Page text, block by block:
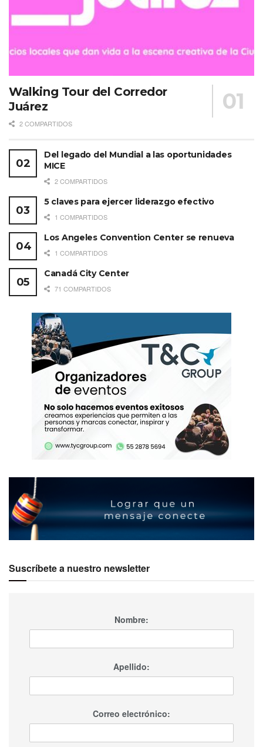
Etiquetas: Marriott
Walking Tour del Corredor
Juárez
2 COMPARTIDOS
Del legado del Mundial a las oportunidades
MICE
2 COMPARTIDOS
5 claves para ejercer liderazgo efectivo
1 COMPARTIDOS
Los Angeles Convention Center se renueva
1 COMPARTIDOS
Canadá City Center
71 COMPARTIDOS
Suscríbete a nuestro newsletter
Nombre:
Apellido:
Correo electrónico: